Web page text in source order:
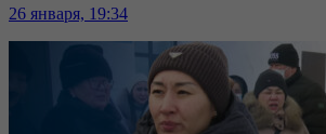
26 января, 19:34